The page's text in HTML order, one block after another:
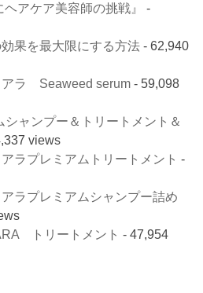
アケア美容師の挑戦』
-
果を最大限にする方法 - 62,940
アラ Seaweed serum - 59,098
ャンプー＆トリートメント＆
views
ラプレミアムトリートメント -
ラプレミアムシャンプー詰め
トリートメント - 47,954